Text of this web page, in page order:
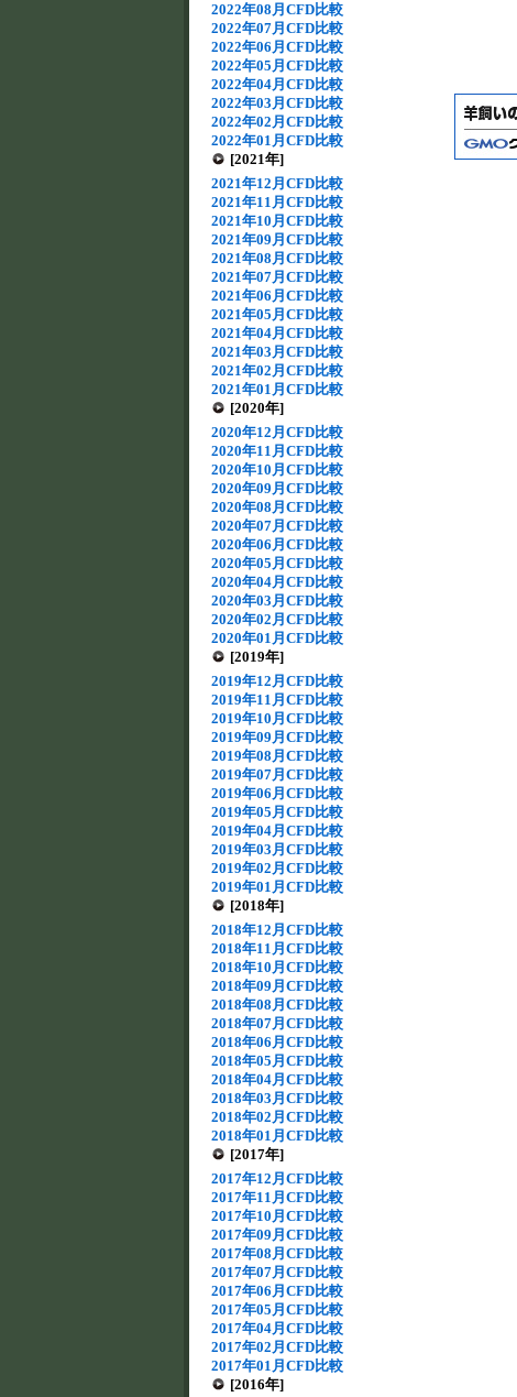
2022年08月CFD比較
2022年07月CFD比較
2022年06月CFD比較
2022年05月CFD比較
2022年04月CFD比較
2022年03月CFD比較
2022年02月CFD比較
2022年01月CFD比較
[2021年]
2021年12月CFD比較
2021年11月CFD比較
2021年10月CFD比較
2021年09月CFD比較
2021年08月CFD比較
2021年07月CFD比較
2021年06月CFD比較
2021年05月CFD比較
2021年04月CFD比較
2021年03月CFD比較
2021年02月CFD比較
2021年01月CFD比較
[2020年]
2020年12月CFD比較
2020年11月CFD比較
2020年10月CFD比較
2020年09月CFD比較
2020年08月CFD比較
2020年07月CFD比較
2020年06月CFD比較
2020年05月CFD比較
2020年04月CFD比較
2020年03月CFD比較
2020年02月CFD比較
2020年01月CFD比較
[2019年]
2019年12月CFD比較
2019年11月CFD比較
2019年10月CFD比較
2019年09月CFD比較
2019年08月CFD比較
2019年07月CFD比較
2019年06月CFD比較
2019年05月CFD比較
2019年04月CFD比較
2019年03月CFD比較
2019年02月CFD比較
2019年01月CFD比較
[2018年]
2018年12月CFD比較
2018年11月CFD比較
2018年10月CFD比較
2018年09月CFD比較
2018年08月CFD比較
2018年07月CFD比較
2018年06月CFD比較
2018年05月CFD比較
2018年04月CFD比較
2018年03月CFD比較
2018年02月CFD比較
2018年01月CFD比較
[2017年]
2017年12月CFD比較
2017年11月CFD比較
2017年10月CFD比較
2017年09月CFD比較
2017年08月CFD比較
2017年07月CFD比較
2017年06月CFD比較
2017年05月CFD比較
2017年04月CFD比較
2017年02月CFD比較
2017年01月CFD比較
[2016年]